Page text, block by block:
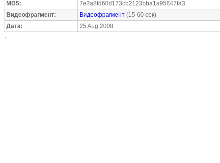
MD5:
7e3a8fd60d173cb2123bba1a95647fa3
Видеофрагмент:
Видеофрагмент (15-60 сек)
Дата:
25 Aug 2008